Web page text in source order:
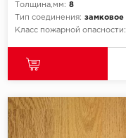
Толщина,мм: 8
Тип соединения: замковое
Класс пожарной опасности: